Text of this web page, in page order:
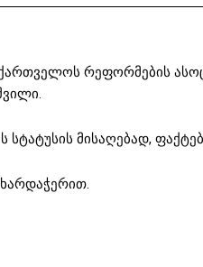
რეფორმების
სტატუსის მისაღებად,